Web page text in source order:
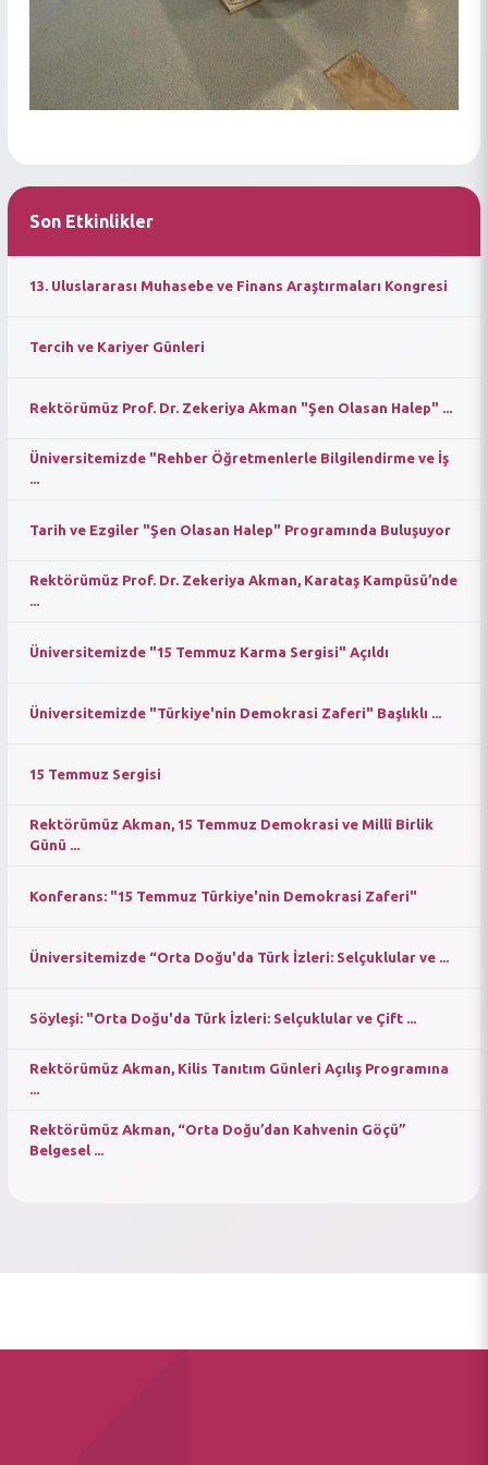
Son Etkinlikler
13. Uluslararası Muhasebe ve Finans Araştırmaları Kongresi
Tercih ve Kariyer Günleri
Rektörümüz Prof. Dr. Zekeriya Akman "Şen Olasan Halep" ...
Üniversitemizde "Rehber Öğretmenlerle Bilgilendirme ve İş
...
Tarih ve Ezgiler "Şen Olasan Halep" Programında Buluşuyor
Rektörümüz Prof. Dr. Zekeriya Akman, Karataş Kampüsü’nde
...
Üniversitemizde "15 Temmuz Karma Sergisi" Açıldı
Üniversitemizde "Türkiye'nin Demokrasi Zaferi" Başlıklı ...
15 Temmuz Sergisi
Rektörümüz Akman, 15 Temmuz Demokrasi ve Millî Birlik
Günü ...
Konferans: "15 Temmuz Türkiye'nin Demokrasi Zaferi"
Üniversitemizde “Orta Doğu'da Türk İzleri: Selçuklular ve ...
Söyleşi: "Orta Doğu'da Türk İzleri: Selçuklular ve Çift ...
Rektörümüz Akman, Kilis Tanıtım Günleri Açılış Programına
...
Rektörümüz Akman, “Orta Doğu’dan Kahvenin Göçü”
Belgesel ...